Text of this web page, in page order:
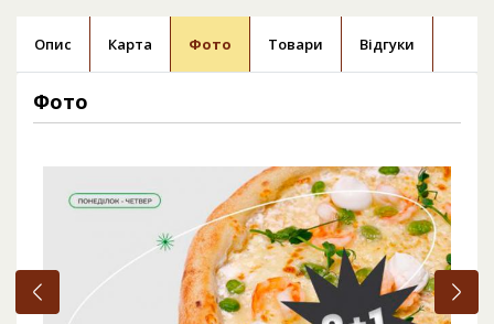
Опис Карта Фото Товари Відгуки
Фото